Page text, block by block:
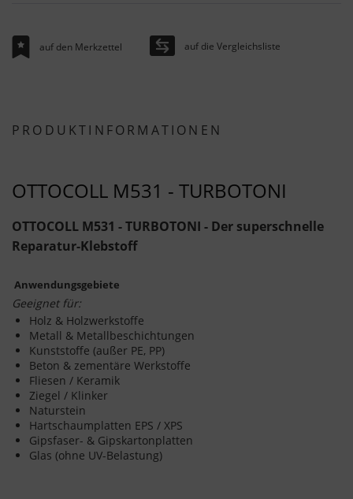
auf den Merkzettel auf die Vergleichsliste
PRODUKTINFORMATIONEN
OTTOCOLL M531 - TURBOTONI
OTTOCOLL M531 - TURBOTONI - Der superschnelle
Reparatur-Klebstoff
Anwendungsgebiete
Geeignet für:
Holz & Holzwerkstoffe
Metall & Metallbeschichtungen
Kunststoffe (außer PE, PP)
Beton & zementäre Werkstoffe
Fliesen / Keramik
Ziegel / Klinker
Naturstein
Hartschaumplatten EPS / XPS
Gipsfaser- & Gipskartonplatten
Glas (ohne UV-Belastung)